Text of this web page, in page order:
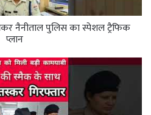
नैनीताल पुलिस का स्पेशल ट्रैफिक
प्लान